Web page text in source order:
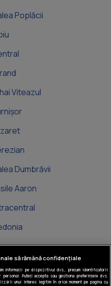
Poplăcii
Viteazul
Dumbrăvii
Aaron
să rămână confidențiale
informații pe dispozitivul dvs., precum identificatorii
Puteți accepta sau gestiona preferințele dvs.
unui interes legitim în orice moment pe pagina cu